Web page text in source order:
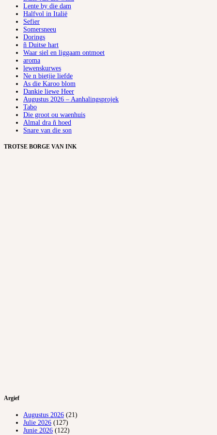
Lente by die dam
Halfvol in Italië
Sefier
Somersneeu
Dorings
ñ Duitse hart
Waar siel en liggaam ontmoet
aroma
lewenskurwes
Ne n bietjie liefde
As die Karoo blom
Dankie liewe Heer
Augustus 2026 – Aanhalingsprojek
Tabo
Die groot ou waenhuis
Almal dra ñ hoed
Snare van die son
TROTSE BORGE VAN INK
Argief
Augustus 2026 (21)
Julie 2026 (127)
Junie 2026 (122)